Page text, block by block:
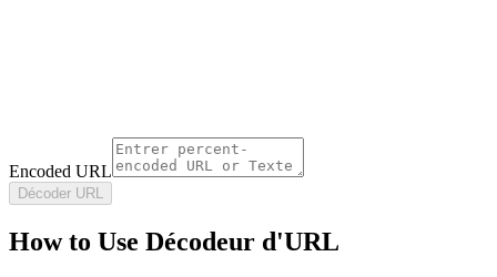
Encoded URL
Décoder URL
How to Use Décodeur d'URL